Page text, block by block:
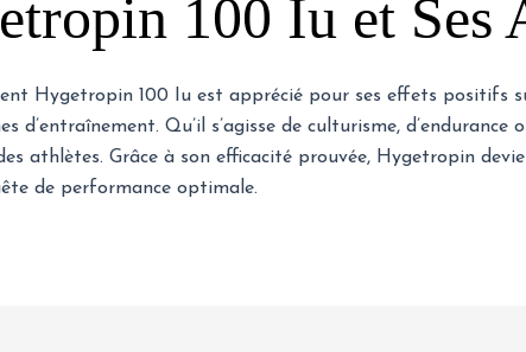
100 Iu et Ses
Hygetropin 100 Iu est apprécié pour ses effets positifs
d’entraînement. Qu’il s’agisse de culturisme,
athlètes. Grâce à son efficacité prouvée, Hygetropin
de performance optimale.